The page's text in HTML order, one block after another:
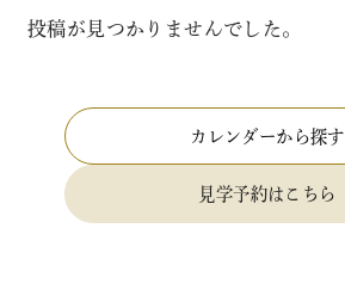
投稿が見つかりませんでした。
カレンダーから探す
見学予約はこちら